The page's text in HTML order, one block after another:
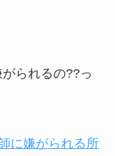
られるの??っ
に嫌がられる所